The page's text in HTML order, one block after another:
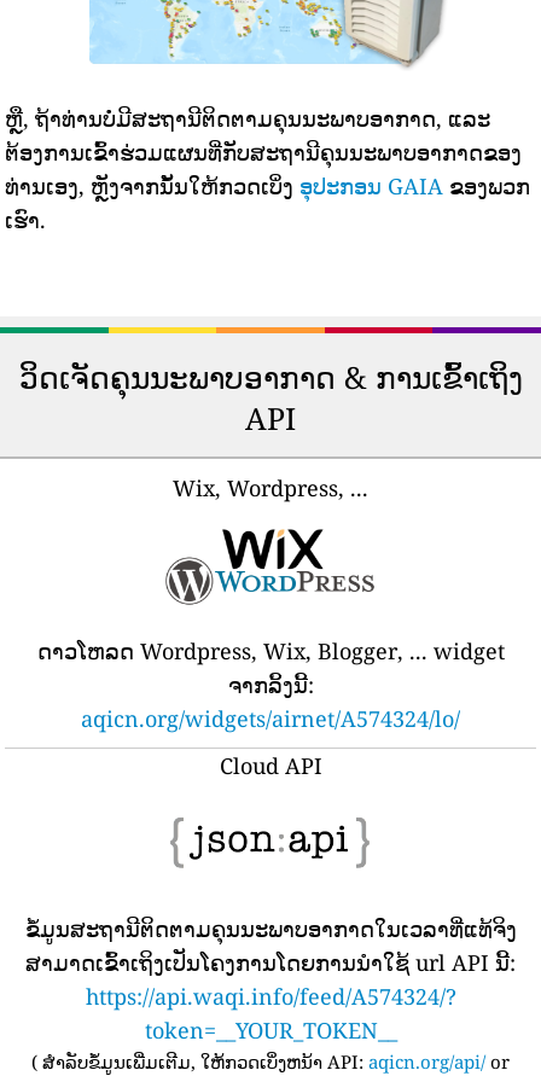
ຫຼື, ຖ້າທ່ານບໍ່ມີສະຖານີຕິດຕາມຄຸນນະພາບອາກາດ, ແລະ
ຕ້ອງການເຂົ້າຮ່ວມແຜນທີ່ກັບສະຖານີຄຸນນະພາບອາກາດຂອງ
ທ່ານເອງ, ຫຼັງຈາກນັ້ນໃຫ້ກວດເບິ່ງ ອຸປະກອນ GAIA ຂອງພວກ
ເຮົາ.
ວິດເຈັດຄຸນນະພາບອາກາດ & ການເຂົ້າເຖິງ
API
Wix, Wordpress, ...
ດາວໂຫລດ Wordpress, Wix, Blogger, ... widget
ຈາກລິ້ງນີ້:
aqicn.org/widgets/airnet/A574324/lo/
Cloud API
ຂໍ້​ມູນ​ສະ​ຖາ​ນີ​ຕິດ​ຕາມ​ຄຸນ​ນະ​ພາບ​ອາ​ກາດ​ໃນ​ເວ​ລາ​ທີ່​ແທ້​ຈິງ​
ສາ​ມາດ​ເຂົ້າ​ເຖິງ​ເປັນ​ໂຄງ​ການ​ໂດຍ​ການ​ນໍາ​ໃຊ້ url API ນີ້​:
https://api.waqi.info/feed/A574324/?
token=__YOUR_TOKEN__
( ສໍາລັບຂໍ້ມູນເພີ່ມເຕີມ, ໃຫ້ກວດເບິ່ງຫນ້າ API: aqicn.org/api/or